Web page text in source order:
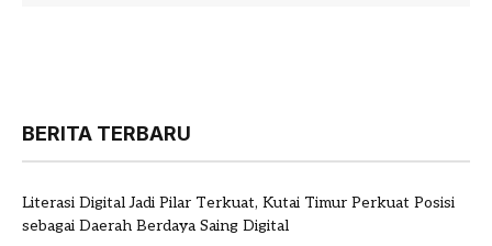
BERITA TERBARU
Literasi Digital Jadi Pilar Terkuat, Kutai Timur Perkuat Posisi
sebagai Daerah Berdaya Saing Digital